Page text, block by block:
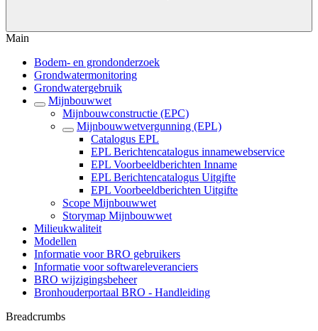
Main
Bodem- en grondonderzoek
Grondwatermonitoring
Grondwatergebruik
Mijnbouwwet
Mijnbouwconstructie (EPC)
Mijnbouwwetvergunning (EPL)
Catalogus EPL
EPL Berichtencatalogus innamewebservice
EPL Voorbeeldberichten Inname
EPL Berichtencatalogus Uitgifte
EPL Voorbeeldberichten Uitgifte
Scope Mijnbouwwet
Storymap Mijnbouwwet
Milieukwaliteit
Modellen
Informatie voor BRO gebruikers
Informatie voor softwareleveranciers
BRO wijzigingsbeheer
Bronhouderportaal BRO - Handleiding
Breadcrumbs